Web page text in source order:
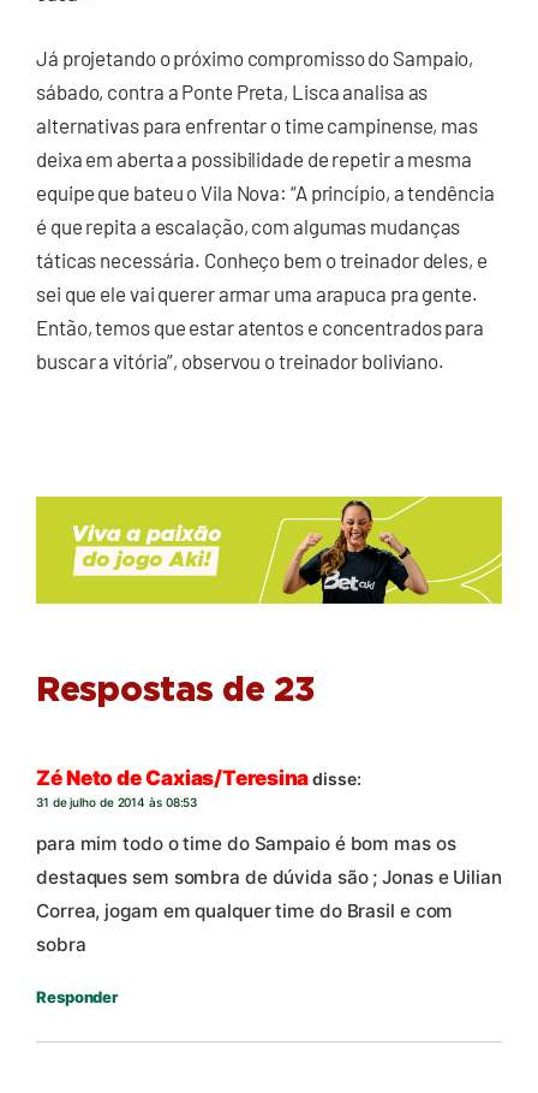
Já projetando o próximo compromisso do Sampaio,
sábado, contra a Ponte Preta, Lisca analisa as
alternativas para enfrentar o time campinense, mas
deixa em aberta a possibilidade de repetir a mesma
equipe que bateu o Vila Nova: “A princípio, a tendência
é que repita a escalação, com algumas mudanças
táticas necessária. Conheço bem o treinador deles, e
sei que ele vai querer armar uma arapuca pra gente.
Então, temos que estar atentos e concentrados para
buscar a vitória”, observou o treinador boliviano.
Respostas de 23
Zé Neto de Caxias/Teresinadisse:
31 de julho de 2014 às 08:53
para mim todo o time do Sampaio é bom mas os
destaques sem sombra de dúvida são ; Jonas e Uilian
Correa, jogam em qualquer time do Brasil e com
sobra
Responder